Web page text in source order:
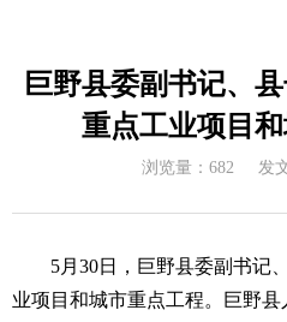
巨野县委副书记、
重点工业项目
浏览量： 682 发
5月30日，巨野县委副书记
业项目和城市重点工程。巨野